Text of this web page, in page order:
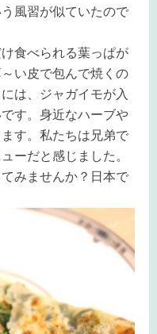
風習が似ていたので
食べられる葉っぱが
い皮で包んで焼くの
は、ジャガイモが入
す。身近なハーブや
す。私たちは兄弟で
ーだと感じました。
みませんか？日本で